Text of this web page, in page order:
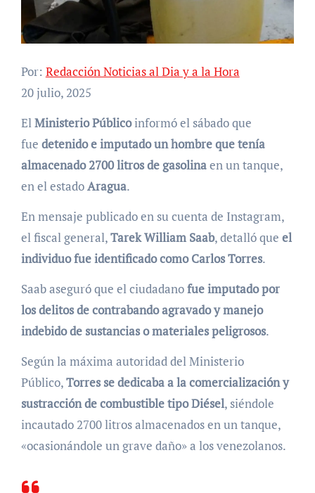
Por: Redacción Noticias al Dia y a la Hora
20 julio, 2025
ElMinisterio Públicoinformó el sábado que
fue detenido e imputado un hombre que tenía
almacenado 2700 litros de gasolinaen un tanque,
en el estadoAragua.
En mensaje publicado en su cuenta de Instagram,
el fiscal general,Tarek William Saab, detalló que el
individuo fue identificado como Carlos Torres.
Saab aseguró que el ciudadanofue imputado por
los delitos de contrabando agravado y manejo
indebido de sustancias o materiales peligrosos.
Según la máxima autoridad del Ministerio
Público,Torres se dedicaba a la comercialización y
sustracción de combustible tipo Diésel, siéndole
incautado 2700 litros almacenados en un tanque,
«ocasionándole un grave daño» a los venezolanos.